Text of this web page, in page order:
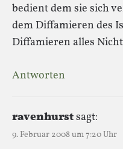
bedient dem sie sich
dem Diffamieren des
Diffamieren alles
Antworten
ravenhurstsagt:
9. Februar 2008 um 7:20 Uhr